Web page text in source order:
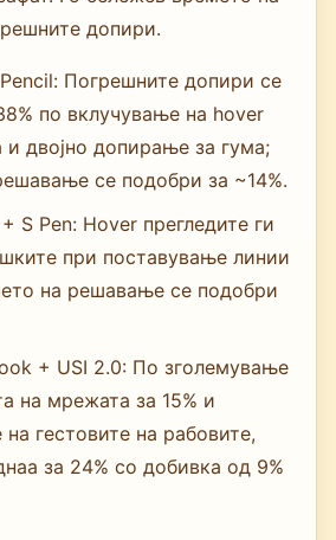
допири.
Погрешните допири се
по вклучување на hover
и двојно допирање за гума;
се подобри за ~14%.
S Pen: Hover прегледите ги
при поставување линии
на решавање се подобри
+ USI 2.0: По зголемување
на мрежата за 15% и
гестовите на рабовите,
за 24% со добивка од 9%